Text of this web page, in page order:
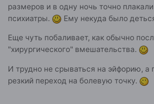
размеров и в одну ночь точно
психиатры.
Ему некуда было
Еще чуть побаливает, как обычно
"хирургического" вмешательства.
И трудно не срываться на эйфорию, а
резкий переход на болевую точку.